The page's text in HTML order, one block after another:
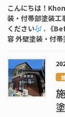
こんにちは！
装・付帯部塗装工
ください
. 《
容 外壁塗装・付